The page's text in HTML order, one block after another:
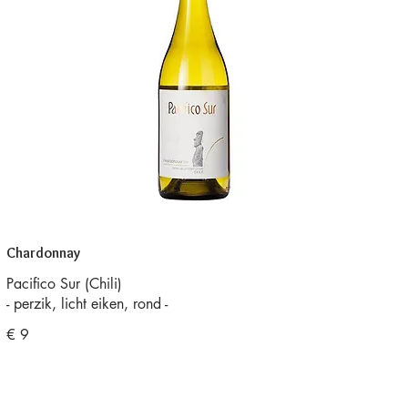
Chardonnay
Pacifico Sur (Chili)
- perzik, licht eiken, rond -
€ 9